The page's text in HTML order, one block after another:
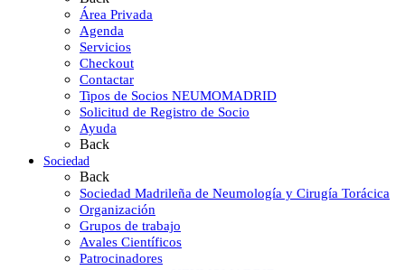
Área Privada
Agenda
Servicios
Checkout
Contactar
Tipos de Socios NEUMOMADRID
Solicitud de Registro de Socio
Ayuda
Back
Sociedad
Back
Sociedad Madrileña de Neumología y Cirugía Torácica
Organización
Grupos de trabajo
Avales Científicos
Patrocinadores